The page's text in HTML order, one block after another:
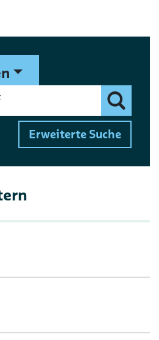
Finden
Erweiterte Suche